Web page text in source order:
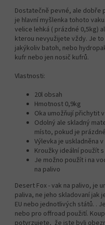
Dostatečně pevné, ale dobře
je hlavní myšlenka tohoto
velice lehká ( prázdné 0,5kg)
kterou nevyužijete vždy. Je
jakýkoliv batoh, nebo
kufr nebo jen nosič kufrů.
Vlastnosti:
20l obsah
Hmotnost 0,9kg
Oka umožňují přichytit
Odolný ale skladný
místo, pokud je prázdné
Výlevka je uskladněna
Kroužky ideální použít
Je možno použít i na
na palivo
Desert Fox - vak na palivo, je
paliva, ne jeho skladovaní jak
EU nebo jednotlivých států. .
nebo pro offroad použití.